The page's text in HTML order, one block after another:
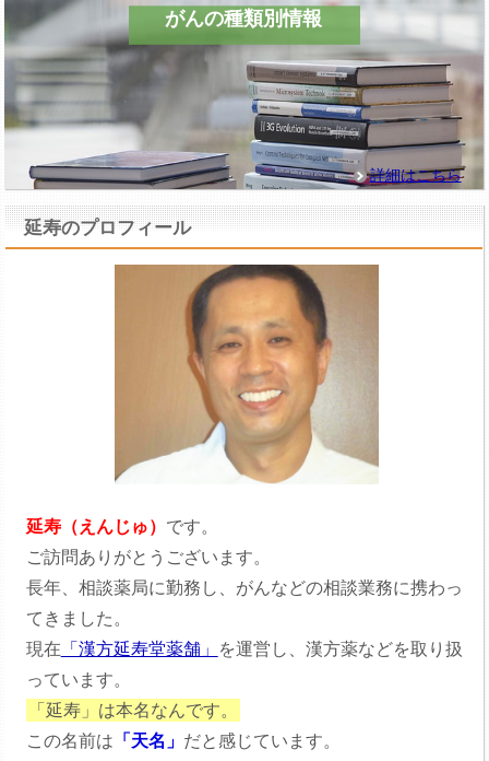
がんの種類別情報
詳細はこちら
延寿のプロフィール
延寿（えんじゅ） です。
ご訪問ありがとうございます。
長年、相談薬局に勤務し、がんなどの相談業務に携わっ
てきました。
現在 「漢方延寿堂薬舗」
を運営し、漢方薬などを取り扱
っています。
「延寿」は本名なんです。
この名前は 「天名」 だと感じています。